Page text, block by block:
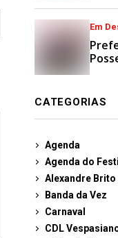
Em
CATEGORIAS
Agenda
Agenda do
Alexandre Brito
Banda da Vez
Carnaval
CDL